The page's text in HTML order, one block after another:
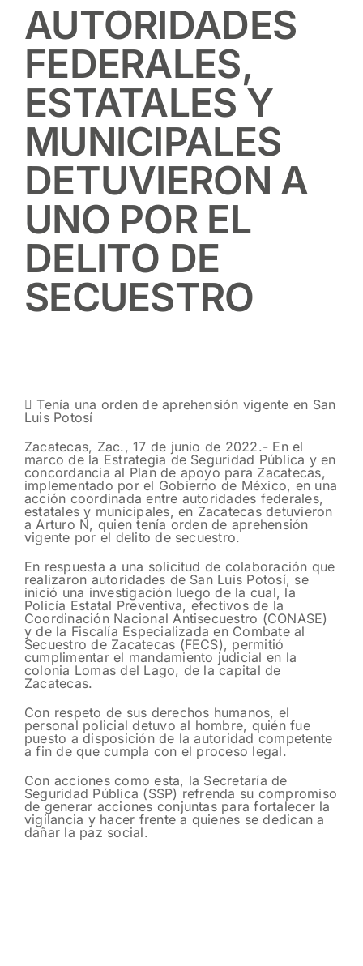
AUTORIDADES
FEDERALES,
ESTATALES Y
MUNICIPALES
DETUVIERON A
UNO POR EL
DELITO DE
SECUESTRO
 Tenía una orden de aprehensión vigente en San
Luis Potosí
Zacatecas, Zac., 17 de junio de 2022.- En el
marco de la Estrategia de Seguridad Pública y en
concordancia al Plan de apoyo para Zacatecas,
implementado por el Gobierno de México, en una
acción coordinada entre autoridades federales,
estatales y municipales, en Zacatecas detuvieron
a Arturo N, quien tenía orden de aprehensión
vigente por el delito de secuestro.
En respuesta a una solicitud de colaboración que
realizaron autoridades de San Luis Potosí, se
inició una investigación luego de la cual, la
Policía Estatal Preventiva, efectivos de la
Coordinación Nacional Antisecuestro (CONASE)
y de la Fiscalía Especializada en Combate al
Secuestro de Zacatecas (FECS), permitió
cumplimentar el mandamiento judicial en la
colonia Lomas del Lago, de la capital de
Zacatecas.
Con respeto de sus derechos humanos, el
personal policial detuvo al hombre, quién fue
puesto a disposición de la autoridad competente
a fin de que cumpla con el proceso legal.
Con acciones como esta, la Secretaría de
Seguridad Pública (SSP) refrenda su compromiso
de generar acciones conjuntas para fortalecer la
vigilancia y hacer frente a quienes se dedican a
dañar la paz social.